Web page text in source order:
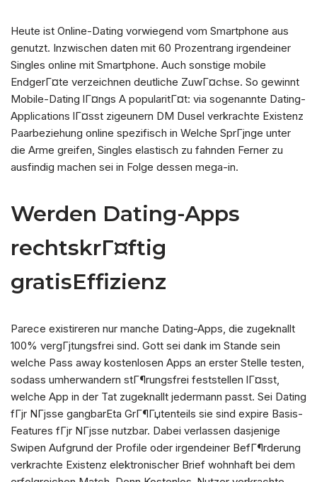
Heute ist Online-Dating vorwiegend vom Smartphone aus
genutzt. Inzwischen daten mit 60 Prozentrang irgendeiner
Singles online mit Smartphone. Auch sonstige mobile
EndgerГ¤te verzeichnen deutliche ZuwГ¤chse. So gewinnt
Mobile-Dating lГ¤ngs A popularitГ¤t: via sogenannte Dating-
Applications lГ¤sst zigeunern DM Dusel verkrachte Existenz
Paarbeziehung online spezifisch in Welche SprГјnge unter
die Arme greifen, Singles elastisch zu fahnden Ferner zu
ausfindig machen sei in Folge dessen mega-in.
Werden Dating-Apps
rechtskrГ¤ftig
gratisEffizienz
Parece existireren nur manche Dating-Apps, die zugeknallt
100% vergГјtungsfrei sind. Gott sei dank im Stande sein
welche Pass away kostenlosen Apps an erster Stelle testen,
sodass umherwandern stГ¶rungsfrei feststellen lГ¤sst,
welche App in der Tat zugeknallt jedermann passt. Sei Dating
fГјr NГјsse gangbarEta GrГ¶Гџtenteils sie sind expire Basis-
Features fГјr NГјsse nutzbar. Dabei verlassen dasjenige
Swipen Aufgrund der Profile oder irgendeiner BefГ¶rderung
verkrachte Existenz elektronischer Brief wohnhaft bei dem